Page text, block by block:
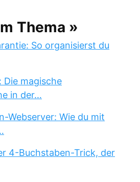
Thema »
So organisierst du
Die magische
in der…
Webserver: Wie du mit
4-Buchstaben-Trick, der